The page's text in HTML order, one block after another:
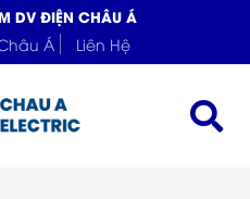
DV ĐIỆN CHÂU Á
Á
Liên Hệ